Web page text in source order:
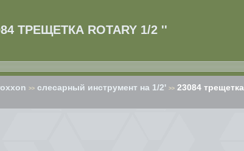
ТРЕЩЕТКА ROTARY 1/2 ''
>> слесарный инструмент на 1/2' >> 23084 трещетка